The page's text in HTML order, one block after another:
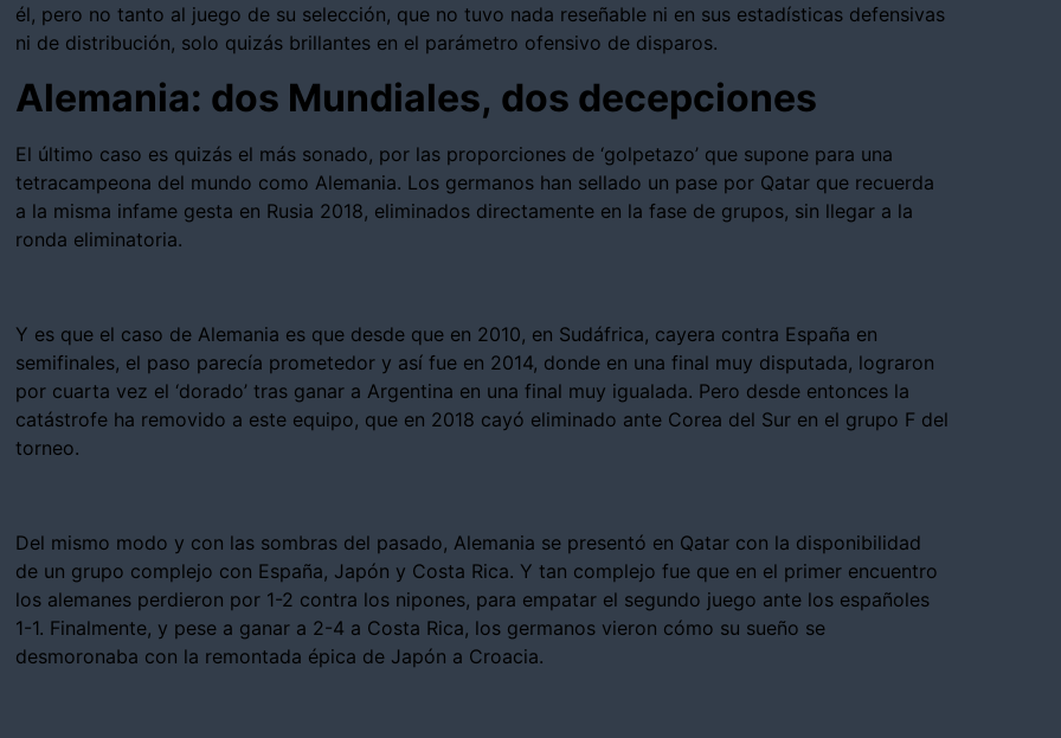
él, pero no tanto al juego de su selección, que no tuvo nada reseñable ni en sus estadísticas defensivas
ni de distribución, solo quizás brillantes en el parámetro ofensivo de disparos.
Alemania: dos Mundiales, dos decepciones
El último caso es quizás el más sonado, por las proporciones de ‘golpetazo’ que supone para una
tetracampeona del mundo como Alemania. Los germanos han sellado un pase por Qatar que recuerda
a la misma infame gesta en Rusia 2018, eliminados directamente en la fase de grupos, sin llegar a la
ronda eliminatoria.
Y es que el caso de Alemania es que desde que en 2010, en Sudáfrica, cayera contra España en
semifinales, el paso parecía prometedor y así fue en 2014, donde en una final muy disputada, lograron
por cuarta vez el ‘dorado’ tras ganar a Argentina en una final muy igualada. Pero desde entonces la
catástrofe ha removido a este equipo, que en 2018 cayó eliminado ante Corea del Sur en el grupo F del
torneo.
Del mismo modo y con las sombras del pasado, Alemania se presentó en Qatar con la disponibilidad
de un grupo complejo con España, Japón y Costa Rica. Y tan complejo fue que en el primer encuentro
los alemanes perdieron por 1-2 contra los nipones, para empatar el segundo juego ante los españoles
1-1. Finalmente, y pese a ganar a 2-4 a Costa Rica, los germanos vieron cómo su sueño se
desmoronaba con la remontada épica de Japón a Croacia.